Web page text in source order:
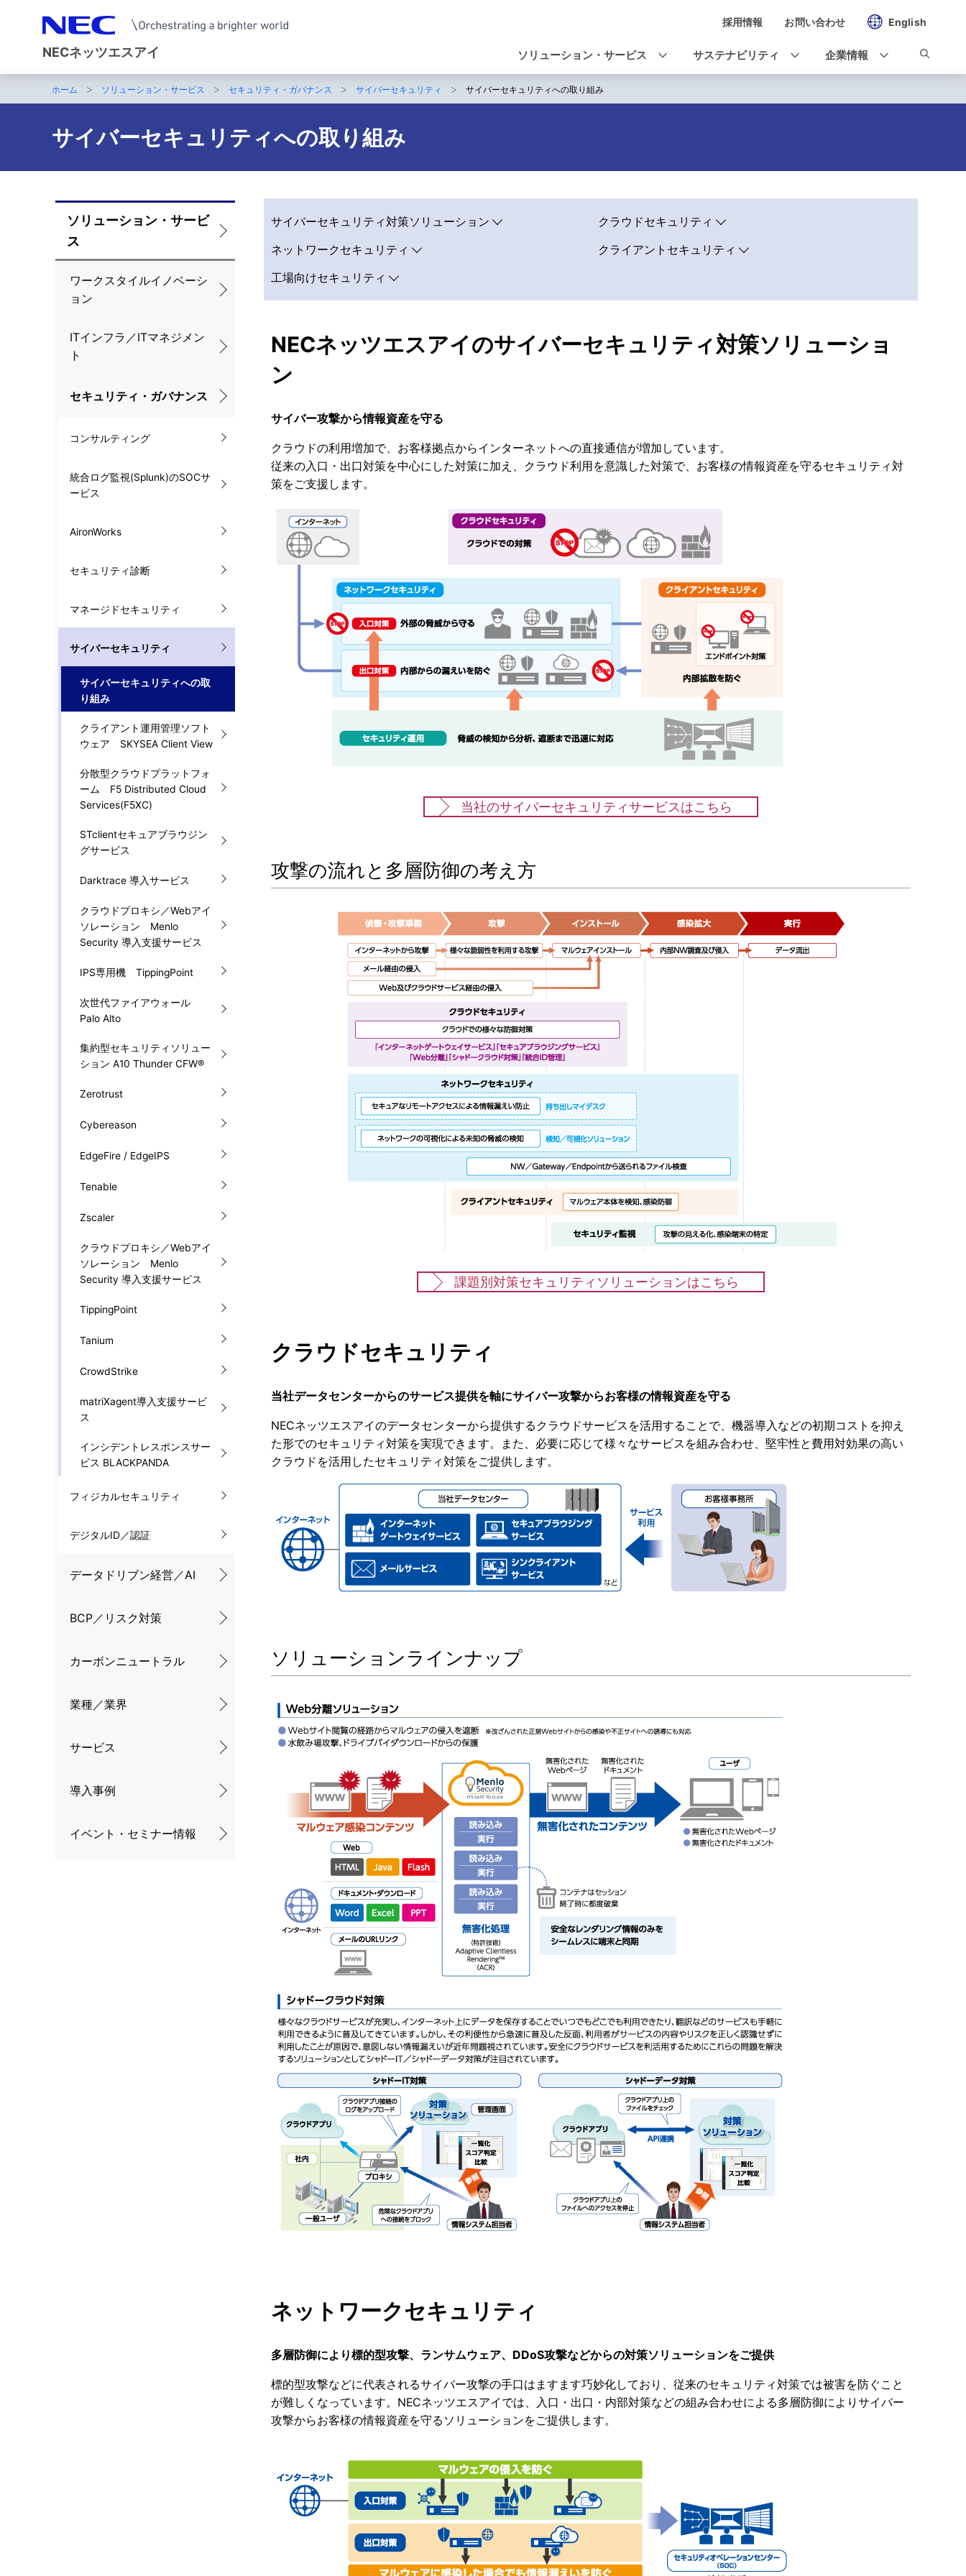
NECネッツエスアイ
ゲ
ー
ン
採用情報 お問い合わせ English
ソリューション・サービス サステナビリティ 企業情報
サ
ト
内
の
在
ホーム ソリューション・サービス セキュリティ・ガバナンス サイバーセキュリティ サイバーセキュリティへの取り組み
サイバーセキュリティへの取り組み
ロ
ー
カ
ル
ナ
ゲ
シ
ョ
ソリューション・サービ
ス
ワークスタイルイノベーシ
ョン
ITインフラ／ITマネジメン
ト
セキュリティ・ガバナンス
コンサルティング
統合ログ監視(Splunk)のSOCサ
ービス
AironWorks
セキュリティ診断
マネージドセキュリティ
サイバーセキュリティ
サイバーセキュリティへの取
り組み
クライアント運用管理ソフト
ウェア SKYSEA Client View
分散型クラウドプラットフォ
ーム F5 Distributed Cloud
Services(F5XC)
STclientセキュアブラウジン
グサービス
Darktrace 導入サービス
クラウドプロキシ／Webアイ
ソレーション Menlo
Security 導入支援サービス
IPS専用機 TippingPoint
次世代ファイアウォール
Palo Alto
集約型セキュリティソリュー
ション A10 Thunder CFW®
Zerotrust
Cybereason
EdgeFire / EdgeIPS
Tenable
Zscaler
クラウドプロキシ／Webアイ
ソレーション Menlo
Security 導入支援サービス
TippingPoint
Tanium
CrowdStrike
matriXagent導入支援サービ
ス
インシデントレスポンスサー
ビス BLACKPANDA
フィジカルセキュリティ
デジタルID／認証
データドリブン経営／AI
BCP／リスク対策
カーボンニュートラル
業種／業界
サービス
導入事例
イベント・セミナー情報
サイバーセキュリティ対策ソリューション クラウドセキュリティ
ネットワークセキュリティ クライアントセキュリティ
工場向けセキュリティ
NECネッツエスアイのサイバーセキュリティ対策ソリューショ
ン
サイバー攻撃から情報資産を守る
クラウドの利用増加で、お客様拠点からインターネットへの直接通信が増加しています。
従来の入口・出口対策を中心にした対策に加え、クラウド利用を意識した対策で、お客様の情報資産を守るセキュリティ対
策をご支援します。
当社のサイバーセキュリティサービスはこちら
攻撃の流れと多層防御の考え方
課題別対策セキュリティソリューションはこちら
クラウドセキュリティ
当社データセンターからのサービス提供を軸にサイバー攻撃からお客様の情報資産を守る
NECネッツエスアイのデータセンターから提供するクラウドサービスを活用することで、機器導入などの初期コストを抑え
た形でのセキュリティ対策を実現できます。また、必要に応じて様々なサービスを組み合わせ、堅牢性と費用対効果の高い
クラウドを活用したセキュリティ対策をご提供します。
ソリューションラインナップ
ネットワークセキュリティ
多層防御により標的型攻撃、ランサムウェア、DDoS攻撃などからの対策ソリューションをご提供
標的型攻撃などに代表されるサイバー攻撃の手口はますます巧妙化しており、従来のセキュリティ対策では被害を防ぐこと
が難しくなっています。NECネッツエスアイでは、入口・出口・内部対策などの組み合わせによる多層防御によりサイバー
攻撃からお客様の情報資産を守るソリューションをご提供します。